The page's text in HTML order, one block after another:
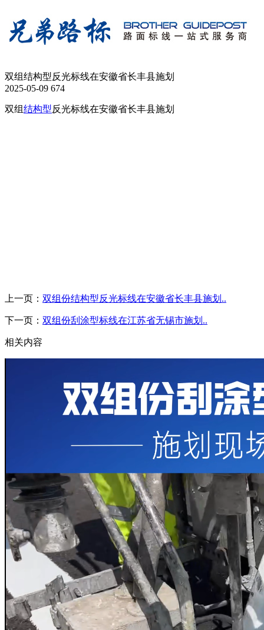
双组结构型反光标线在安徽省长丰县施划
2025-05-09 674
双组结构型反光标线在安徽省长丰县施划
上一页： 双组份结构型反光标线在安徽省长丰县施划..
下一页： 双组份刮涂型标线在江苏省无锡市施划..
相关内容